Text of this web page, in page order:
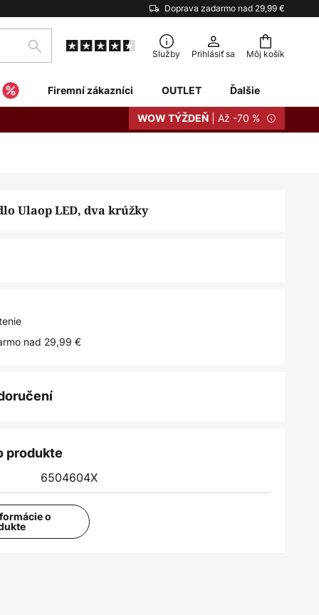
Doprava zadarmo nad 29,99 €
Môj košík
Hľadať Služby Prihlásiť sa
Firemní zákazníci OUTLET Ďalšie
WOW TÝŽDEŇ | Až -70 %
Ulaop LED, dva krúžky
nad 29,99 €
produkte
6504604X
o